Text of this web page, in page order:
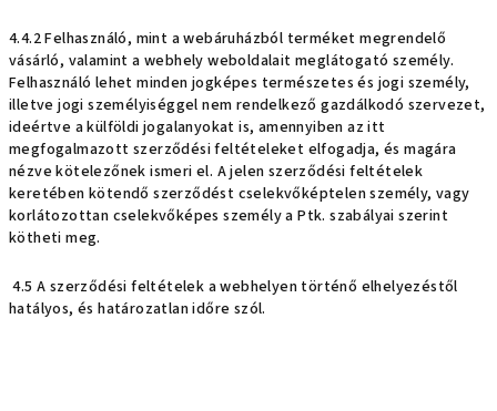
4.4.2 Felhasználó, mint a webáruházból terméket megrendelő
vásárló, valamint a webhely weboldalait meglátogató személy.
Felhasználó lehet minden jogképes természetes és jogi személy,
illetve jogi személyiséggel nem rendelkező gazdálkodó szervezet,
ideértve a külföldi jogalanyokat is, amennyiben az itt
megfogalmazott szerződési feltételeket elfogadja, és magára
nézve kötelezőnek ismeri el. A jelen szerződési feltételek
keretében kötendő szerződést cselekvőképtelen személy, vagy
korlátozottan cselekvőképes személy a Ptk. szabályai szerint
kötheti meg.
4.5 A szerződési feltételek a webhelyen történő elhelyezéstől
hatályos, és határozatlan időre szól.